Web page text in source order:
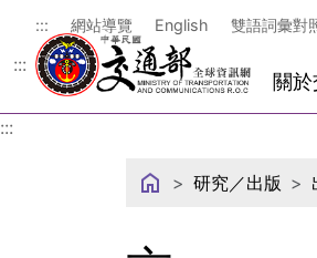
中華民國交通部
::: 網站導覽 English 雙語詞彙對
:::
關於
:::
研究／出版